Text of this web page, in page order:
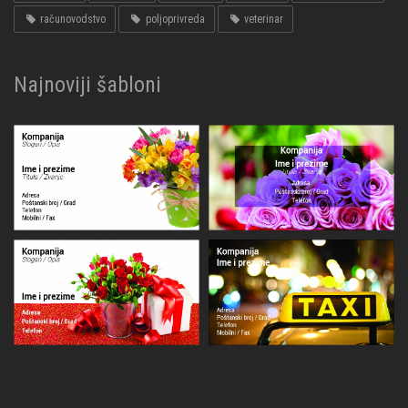
računovodstvo poljoprivreda veterinar
Najnoviji šabloni